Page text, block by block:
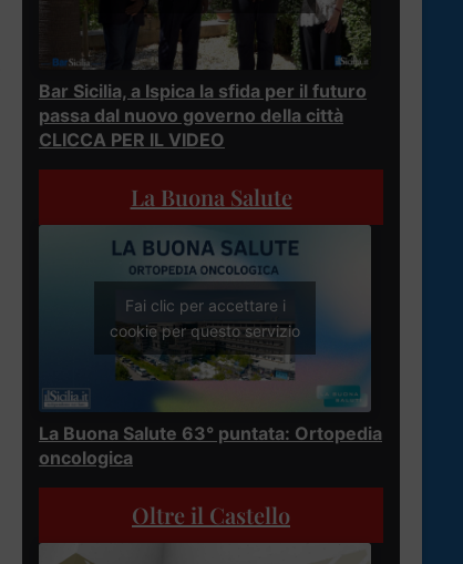
Bar Sicilia, a Ispica la sfida per il futuro
passa dal nuovo governo della città
CLICCA PER IL VIDEO
La Buona Salute
Fai clic per accettare i
cookie per questo servizio
La Buona Salute 63° puntata: Ortopedia
oncologica
Oltre il Castello